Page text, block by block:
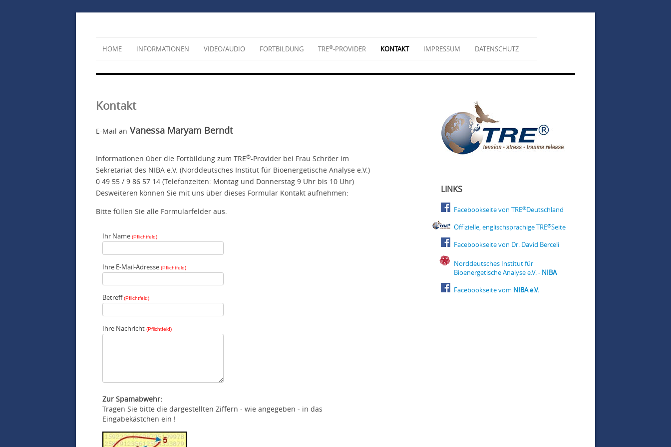
HOME INFORMATIONEN VIDEO/AUDIO FORTBILDUNG TRE®-PROVIDER KONTAKT IMPRESSUM DATENSCHUTZ
Kontakt
E-Mail an Vanessa Maryam Berndt
Informationen über die Fortbildung zum TRE®-Provider bei Frau Schröer im
Sekretariat des NIBA e.V. (Norddeutsches Institut für Bioenergetische Analyse e.V.)
0 49 55 / 9 86 57 14 (Telefonzeiten: Montag und Donnerstag 9 Uhr bis 10 Uhr)
Desweiteren können Sie mit uns über dieses Formular Kontakt aufnehmen:
Bitte füllen Sie alle Formularfelder aus.
Ihr Name (Pflichtfeld)
Ihre E-Mail-Adresse (Pflichtfeld)
Betreff(Pflichtfeld)
Ihre Nachricht (Pflichtfeld)
Zur Spamabwehr:
Tragen Sie bitte die dargestellten Ziffern - wie angegeben - in das
Eingabekästchen ein !
LINKS
Facebookseite von TRE®Deutschland
Offizielle, englischsprachige TRE®Seite
Facebookseite von Dr. David Berceli
Norddeutsches Institut für
Bioenergetische Analyse e.V. - NIBA
Facebookseite vom NIBA e.V.